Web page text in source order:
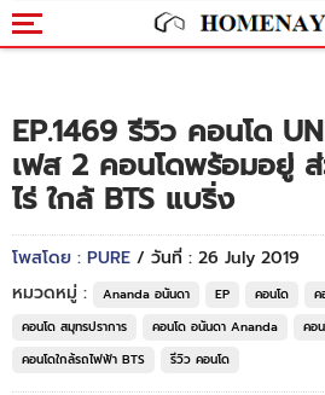
EP.1469 รีวิว คอนโด
เฟส 2 คอนโดพร้อมอยู่
ไร่ ใกล้ BTS แบริ่ง
โพสโดย : PURE / วันที่ : 26 July 2019
หมวดหมู่ :
Ananda อนันดา EP คอนโด
ค
คอนโด สมุทรปราการ
คอนโด อนันดา Ananda
คอ
คอนโดใกล้รถไฟฟ้า BTS
รีวิว คอนโด